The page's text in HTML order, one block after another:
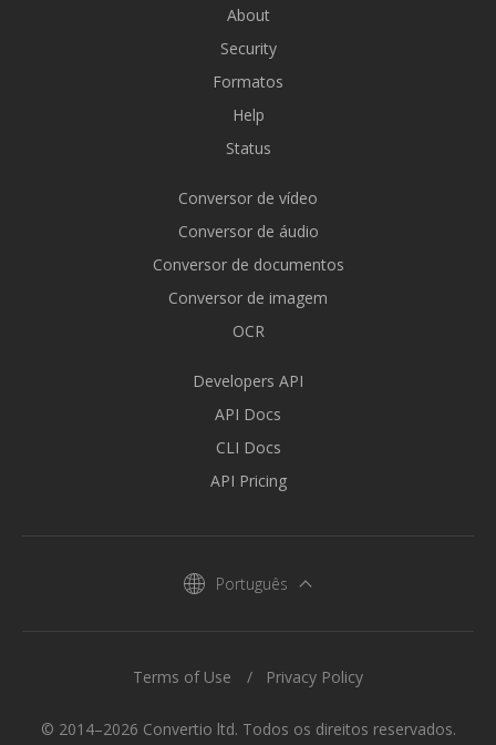
About
Security
Formatos
Help
Status
Conversor de vídeo
Conversor de áudio
Conversor de documentos
Conversor de imagem
OCR
Developers API
API Docs
CLI Docs
API Pricing
Português
© 2014–2026 Convertio ltd. Todos os direitos reservados.
Terms of Use Privacy Policy